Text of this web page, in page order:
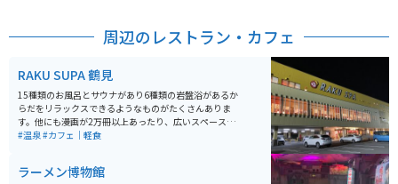
周辺のレストラン・カフェ
RAKU SUPA 鶴見
15種類のお風呂とサウナがあり6種類の岩盤浴があるか
らだをリラックスできるようなものがたくさんありま
す。他にも漫画が2万冊以上あったり、広いスペースがあ
りそこでゆっくりすることも可能です。バイクを置く場
#温泉#カフェ｜軽食
ラーメン博物館